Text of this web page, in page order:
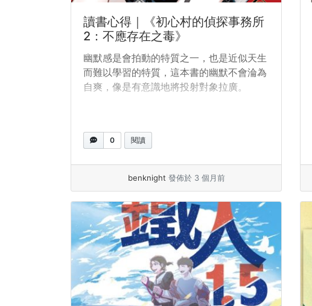
讀書心得｜《初心村的偵探事務所
2：不應存在之毒》
幽默感是會拍動的特質之一，也是近似天生
而難以學習的特質，這本書的幽默不會淪為
自爽，像是有意識地將投射對象拉廣。
0 閱讀
benknight 發佈於 3 個月前